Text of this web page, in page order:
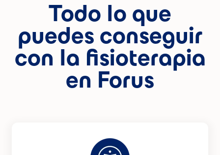
Todo lo que
puedes conseguir
con la fisioterapia
en Forus